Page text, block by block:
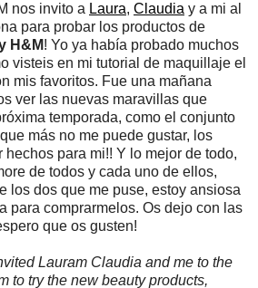
nos invito a Laura, Claudia y a mi al
para probar los productos de
H&M! Yo ya había probado muchos
visteis en mi tutorial de maquillaje el
mis favoritos. Fue una mañana
ver las nuevas maravillas que
temporada, como el conjunto
más no me puede gustar, los
hechos para mi!! Y lo mejor de todo,
de todos y cada uno de ellos,
los dos que me puse, estoy ansiosa
para comprarmelos. Os dejo con las
que os gusten!
Lauram Claudia and me to the
to try the new beauty products,